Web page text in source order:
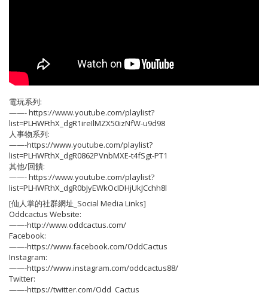
電玩系列:
——- https://www.youtube.com/playlist?
list=PLHWFthX_dgR1ireIlMZX50izNfW-u9d98
人事物系列:
——-https://www.youtube.com/playlist?
list=PLHWFthX_dgR0862PVnbMXE-t4fSgt-PT1
其他/回饋:
——- https://www.youtube.com/playlist?
list=PLHWFthX_dgR0bJyEWkOcIDHjUkJCchh8l
[仙人掌的社群網址_Social Media Links]
Oddcactus Website:
——-http://www.oddcactus.com/
Facebook:
——-https://www.facebook.com/OddCactus
Instagram:
——-https://www.instagram.com/oddcactus88/
Twitter:
——-https://twitter.com/Odd_Cactus